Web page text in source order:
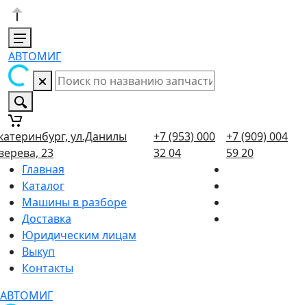
АВТОМИГ
ул.Данилы
23
+7 (953) 000
32 04
+7 (909) 004
59 20
Главная
Каталог
Машины в разборе
Доставка
Юридическим лицам
Выкуп
Контакты
АВТОМИГ